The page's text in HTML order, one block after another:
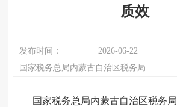
质效
发布时间： 2026-06-22
国家税务总局内蒙古自治区税务局
国家税务总局内蒙古自治区税务